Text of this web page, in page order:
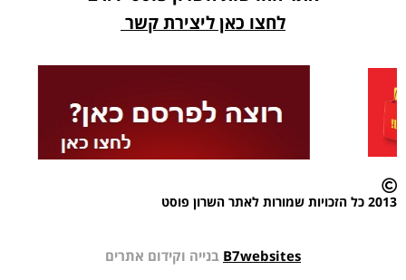
לחצו כאן ליצירת קשר
2013 כל הזכויות שמורות לאתר השרון פוסט
B7websites